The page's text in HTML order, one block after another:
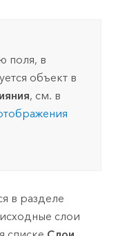
поля, в
объект в
, см. в
в разделе
слои